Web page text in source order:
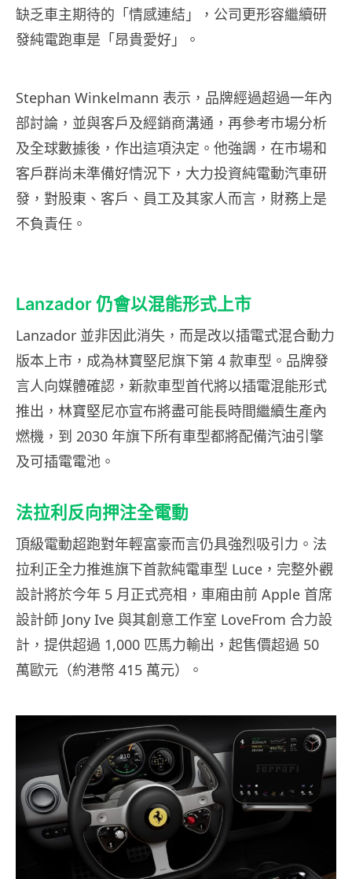
缺乏車主期待的「情感連結」，公司更形容繼續研
發純電跑車是「昂貴愛好」。
Stephan Winkelmann 表示，品牌經過超過一年內
部討論，並與客戶及經銷商溝通，再參考市場分析
及全球數據後，作出這項決定。他強調，在市場和
客戶群尚未準備好情況下，大力投資純電動汽車研
發，對股東、客戶、員工及其家人而言，財務上是
不負責任。
Lanzador 仍會以混能形式上市
Lanzador 並非因此消失，而是改以插電式混合動力
版本上市，成為林寶堅尼旗下第 4 款車型。品牌發
言人向媒體確認，新款車型首代將以插電混能形式
推出，林寶堅尼亦宣布將盡可能長時間繼續生產內
燃機，到 2030 年旗下所有車型都將配備汽油引擎
及可插電電池。
法拉利反向押注全電動
頂級電動超跑對年輕富豪而言仍具強烈吸引力。法
拉利正全力推進旗下首款純電車型 Luce，完整外觀
設計將於今年 5 月正式亮相，車廂由前 Apple 首席
設計師 Jony Ive 與其創意工作室 LoveFrom 合力設
計，提供超過 1,000 匹馬力輸出，起售價超過 50
萬歐元（約港幣 415 萬元）。